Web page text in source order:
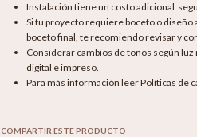
Instalación tiene un costo adicional
Si tu proyecto requiere boceto o diseño
boceto final, te recomiendo revisar y
Considerar cambios de tonos según
digital e impreso.
Para más información leer Políticas de
COMPARTIR ESTE PRODUCTO